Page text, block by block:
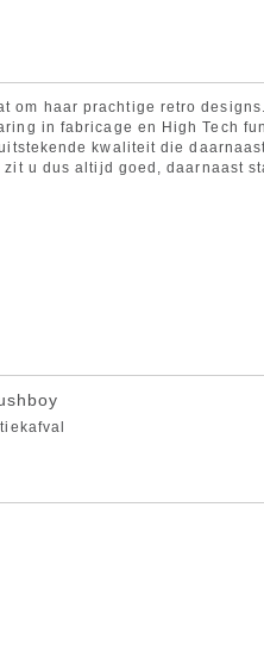
om haar prachtige retro
in fabricage en High Tech
kwaliteit die
u dus altijd goed, daarnaast